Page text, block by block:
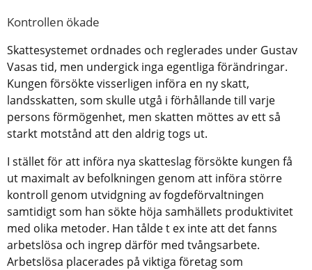
Kontrollen ökade
Skattesystemet ordnades och reglerades under Gustav
Vasas tid, men undergick inga egentliga förändringar.
Kungen försökte visserligen införa en ny skatt,
landsskatten, som skulle utgå i förhållande till varje
persons förmögenhet, men skatten möttes av ett så
starkt motstånd att den aldrig togs ut.
I stället för att införa nya skatteslag försökte kungen få
ut maximalt av befolkningen genom att införa större
kontroll genom utvidgning av fogdeförvaltningen
samtidigt som han sökte höja samhällets produktivitet
med olika metoder. Han tålde t ex inte att det fanns
arbetslösa och ingrep därför med tvångsarbete.
Arbetslösa placerades på viktiga företag som